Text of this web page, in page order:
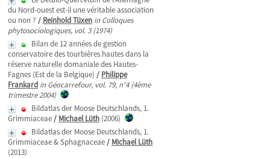
du Nord-ouest est-il une véritable association
ou non ? / Reinhold Tüxen in Colloques
phytosociologiques, vol. 3 (1974)
Bilan de 12 années de gestion
conservatoire des tourbières hautes dans la
réserve naturelle domaniale des Hautes-
Fagnes (Est de la Belgique) / Philippe
Frankard in Géocarrefour, vol. 79, n°4 (4ème
trimestre 2004)
Bildatlas der Moose Deutschlands, 1.
Grimmiaceae/ Michael Lüth (2006)
Bildatlas der Moose Deutschlands, 1.
Grimmiaceae & Sphagnaceae/ Michael Lüth
(2013)